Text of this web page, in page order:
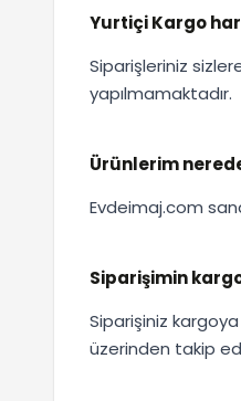
Yurtiçi Kargo
Siparişleriniz
yapılmamaktadır.
Ürünlerim
Evdeimaj.com
Siparişimin
Siparişiniz
üzerinden takip